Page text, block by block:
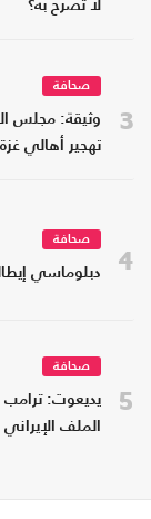
لا تصرح به؟
3
صحافة
وثيقة: مجلس
تهجير أهالي غزة
4
صحافة
دبلوماسي
5
صحافة
يديعوت: ترامب
الملف